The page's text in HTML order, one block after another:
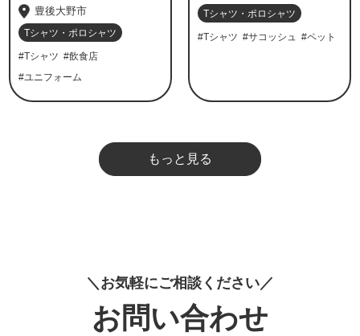
豊後大野市
Tシャツ・ポロシャツ
#Tシャツ #飲食店
#ユニフォーム
Tシャツ・ポロシャツ
#Tシャツ #サコッシュ #ペット
もっと見る
お気軽にご相談 く ださ い
お問い合わせ